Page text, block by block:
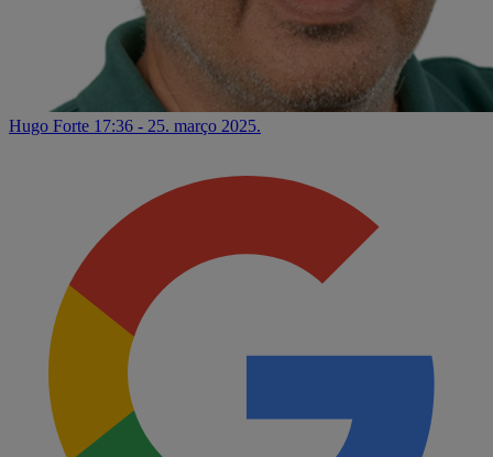
Hugo Forte 17:36 - 25. março 2025.